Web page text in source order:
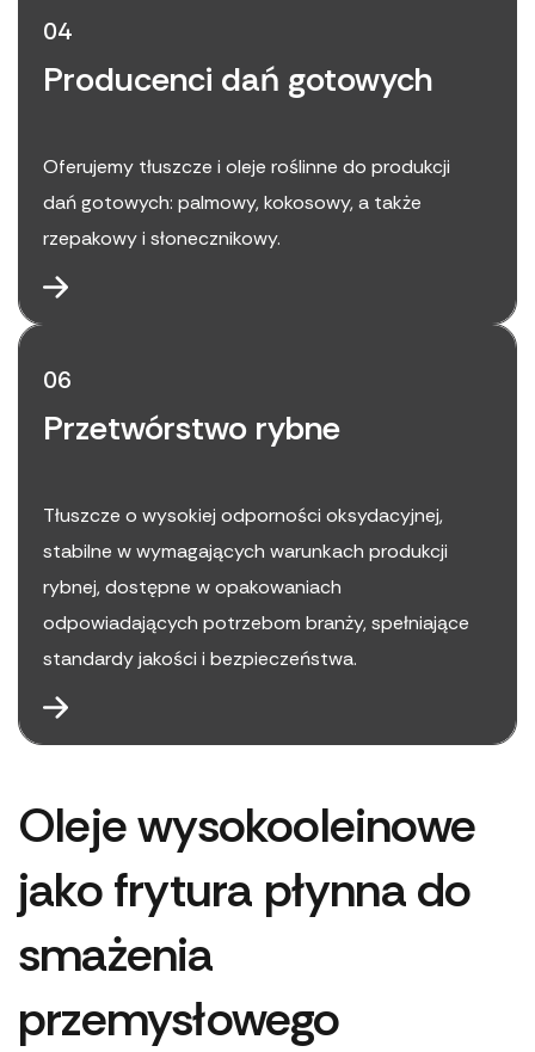
04
Producenci dań gotowych
Oferujemy tłuszcze i oleje roślinne do produkcji
dań gotowych: palmowy, kokosowy, a także
rzepakowy i słonecznikowy.
06
Przetwórstwo rybne
Tłuszcze o wysokiej odporności oksydacyjnej,
stabilne w wymagających warunkach produkcji
rybnej, dostępne w opakowaniach
odpowiadających potrzebom branży, spełniające
standardy jakości i bezpieczeństwa.
Oleje wysokooleinowe
jako frytura płynna do
smażenia
przemysłowego